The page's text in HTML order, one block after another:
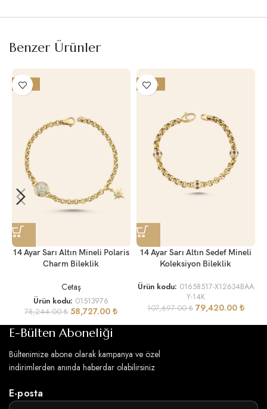
Benzer Ürünler
-25%
14 Ayar Sarı Altın Mineli Polaris
Charm Bileklik
Cetaş
Ürün kodu: 01513976
78,244.00₺ 58,727.00₺
-26%
14 Ayar Sarı Altın Sedef Mineli
Koleksiyon Bileklik
Ürün kodu: 01658517-X12634BAA
Y-14K
107,697.00₺ 79,420.00 ₺
E-Bülten Aboneliği
Bültenimize abone olarak kampanya ve özel
indirimlerden anında haberdar olabilirsiniz
E-posta